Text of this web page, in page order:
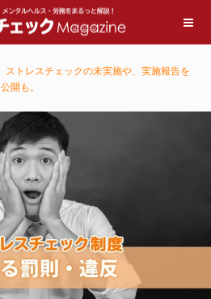
ストレスチェックの未実施や、実施報告を
開も。